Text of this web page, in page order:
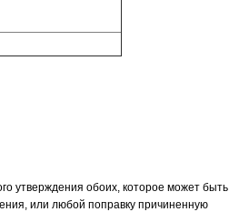
утверждения обоих, которое может быть
или любой поправку причиненную